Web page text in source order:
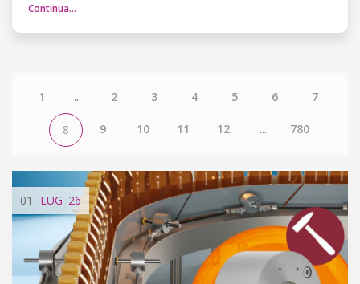
Continua…
1 ... 2 3 4 5 6 7
8 9 10 11 12 ... 780
01 LUG '26